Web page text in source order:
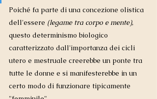
Poiché fa parte di una concezione olistica
dell'essere (legame tra corpo e mente),
questo determinismo biologico
caratterizzato dall'importanza dei cicli
utero e mestruale creerebbe un ponte tra
tutte le donne e si manifesterebbe in un
certo modo di funzionare tipicamente